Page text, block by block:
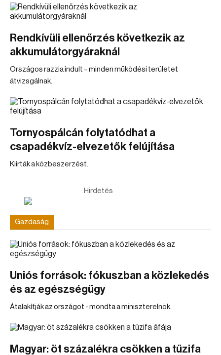
Rendkívüli ellenőrzés következik az
akkumulátorgyáraknál
Országos razzia indult – minden működési területet
átvizsgálnak.
Tornyospálcán folytatódhat a
csapadékvíz-elvezetők felújítása
Kiírták a közbeszerzést.
Hirdetés
Gazdaság
Uniós források: fókuszban a közlekedés
és az egészségügy
Átalakítják az országot - mondta a miniszterelnök.
Magyar: öt százalékra csökken a tűzifa